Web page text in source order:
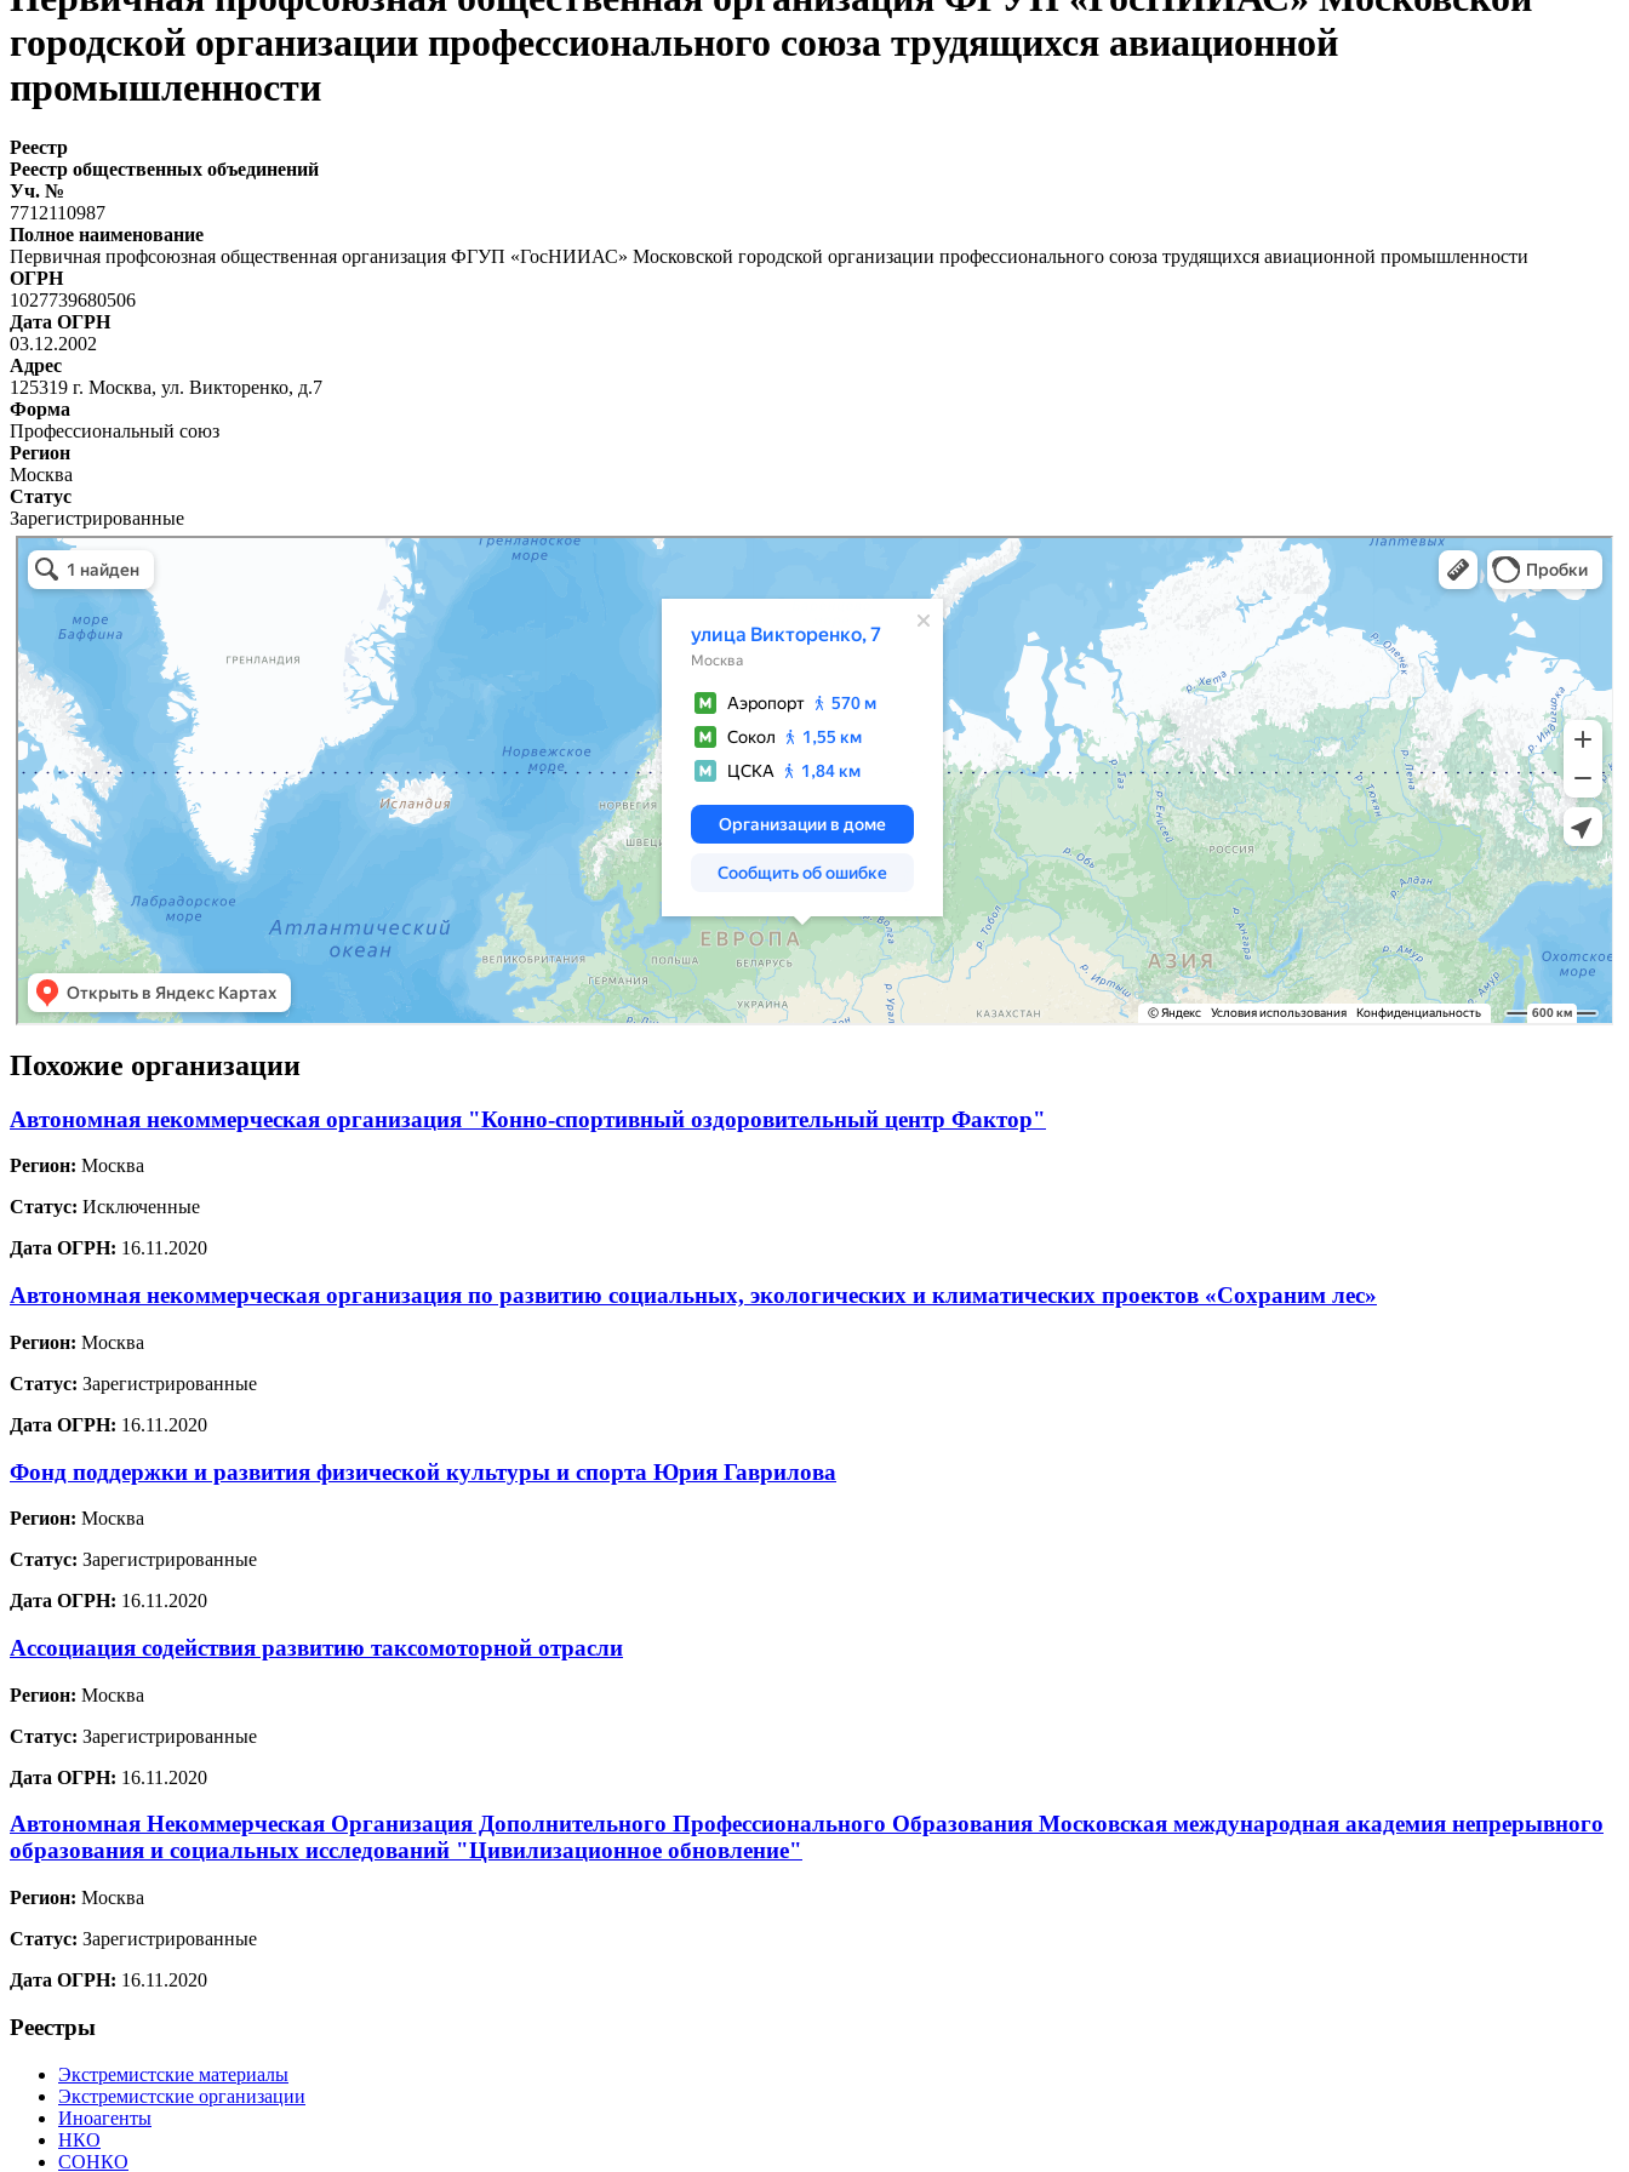
городской организации профессионального союза трудящихся авиационной
промышленности
Реестр
Реестр общественных объединений
Уч. №
7712110987
Полное наименование
Первичная профсоюзная общественная организация ФГУП «ГосНИИАС» Московской городской организации профессионального союза трудящихся авиационной промышленности
ОГРН
1027739680506
Дата ОГРН
03.12.2002
Адрес
125319 г. Москва, ул. Викторенко, д.7
Форма
Профессиональный союз
Регион
Москва
Статус
Зарегистрированные
Похожие организации
Автономная некоммерческая организация "Конно-спортивный оздоровительный центр Фактор"
Регион: Москва
Статус: Исключенные
Дата ОГРН: 16.11.2020
Автономная некоммерческая организация по развитию социальных, экологических и климатических проектов «Сохраним лес»
Регион: Москва
Статус: Зарегистрированные
Дата ОГРН: 16.11.2020
Фонд поддержки и развития физической культуры и спорта Юрия Гаврилова
Регион: Москва
Статус: Зарегистрированные
Дата ОГРН: 16.11.2020
Ассоциация содействия развитию таксомоторной отрасли
Регион: Москва
Статус: Зарегистрированные
Дата ОГРН: 16.11.2020
Автономная Некоммерческая Организация Дополнительного Профессионального Образования Московская международная академия непрерывного
образования и социальных исследований "Цивилизационное обновление"
Регион: Москва
Статус: Зарегистрированные
Дата ОГРН: 16.11.2020
Реестры
Экстремистские материалы
Экстремистские организации
Иноагенты
НКО
СОНКО